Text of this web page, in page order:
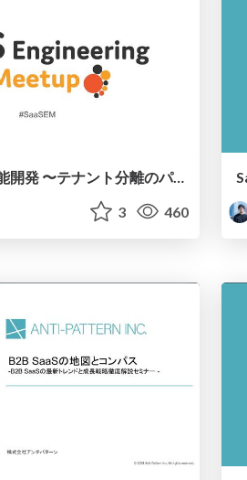
B2B SaaS × AI機能開発 〜テナント分離のパターン解説〜 / B2B SaaS x AI function development - Explanation of tenant separation pattern
3 460